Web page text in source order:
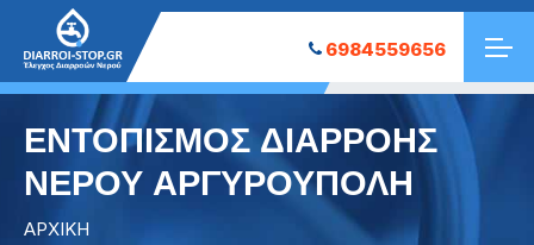
6984559656
ΕΝΤΟΠΙΣΜΟΣ ΔΙΑΡΡΟΗΣ
ΝΕΡΟΥ ΑΡΓΥΡΟΥΠΟΛΗ
ΑΡΧΙΚΗ